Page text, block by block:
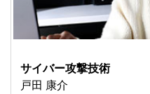
サイバー攻撃技術
戸田 康介